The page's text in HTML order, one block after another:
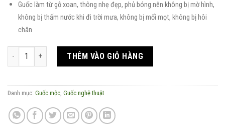
Guốc làm từ gỗ xoan, thông nhẹ đẹp, phủ bóng nên không bị mờ hình,
không bị thấm nước khi đi trời mưa, không bị mối mọt, không bị hôi
chân
Guốc mộc siêu nhẹ quai thổ cẩm Thái số lượng
THÊM VÀO GIỎ HÀNG
Danh mục: Guốc mộc Guốc nghệ thuật